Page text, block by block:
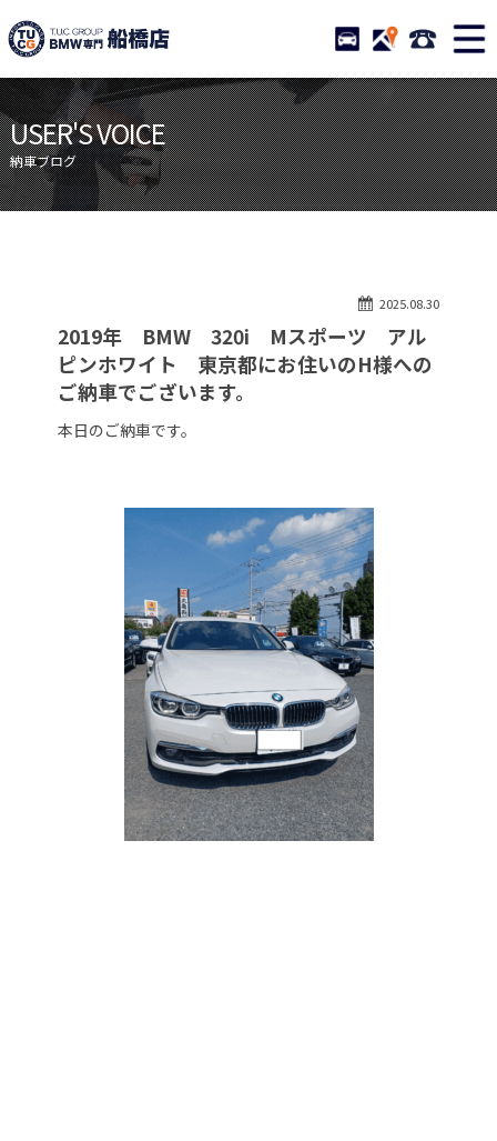
TUCグループ BMW専門 船
STOCK ACCESS 047-
ニュース
在庫リスト
目玉車両一覧
店舗紹介
保証＆サービス
アクセスマップ
自動車保険
TUCとは？
リクルート
納車blog
会社概要
USER'S VOICE
納車ブログ
2025.08.30
2019年 BMW 320i Mスポーツ アル
ピンホワイト 東京都にお住いのH様への
ご納車でございます。
本日のご納車です。